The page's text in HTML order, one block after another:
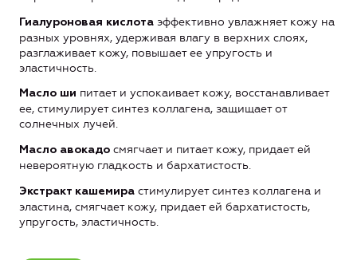
Гиалуроновая кислота эффективно увлажняет кожу на
разных уровнях, удерживая влагу в верхних слоях,
разглаживает кожу, повышает ее упругость и
эластичность.
Масло ши питает и успокаивает кожу, восстанавливает
ее, стимулирует синтез коллагена, защищает от
солнечных лучей.
Масло авокадо смягчает и питает кожу, придает ей
невероятную гладкость и бархатистость.
Экстракт кашемира стимулирует синтез коллагена и
эластина, смягчает кожу, придает ей бархатистость,
упругость, эластичность.